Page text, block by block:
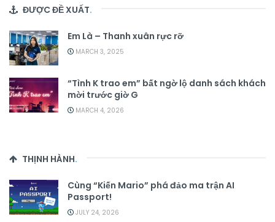
ĐƯỢC ĐỀ XUẤT.
Em Là – Thanh xuân rực rỡ
MARCH 3, 2025
“Tình K trao em” bất ngờ lộ danh sách khách
mời trước giờ G
MARCH 4, 2026
THỊNH HÀNH.
Cùng “Kiến Mario” phá đảo ma trận AI
Passport!
JULY 24, 2026